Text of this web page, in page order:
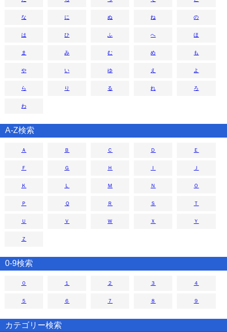
な に ぬ ね の
は ひ ふ へ ほ
ま み む め も
や い ゆ え よ
ら り る れ ろ
わ
A-Z検索
Ａ Ｂ Ｃ Ｄ Ｅ
Ｆ Ｇ Ｈ Ｉ Ｊ
Ｋ Ｌ Ｍ Ｎ Ｏ
Ｐ Ｑ Ｒ Ｓ Ｔ
Ｕ Ｖ Ｗ Ｘ Ｙ
Ｚ
0-9検索
０ １ ２ ３ ４
５ ６ ７ ８ ９
カテゴリー検索